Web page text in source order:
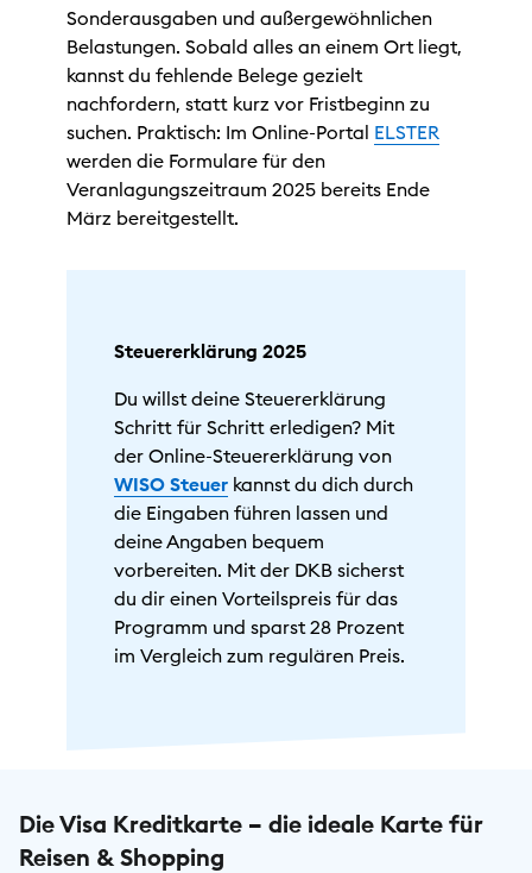
Sonderausgaben und außergewöhnlichen
Belastungen. Sobald alles an einem Ort liegt,
kannst du fehlende Belege gezielt
nachfordern, statt kurz vor Fristbeginn zu
suchen. Praktisch: Im Online-Portal ELSTER
werden die Formulare für den
Veranlagungszeitraum 2025 bereits Ende
März bereitgestellt.
Steuererklärung 2025
Du willst deine Steuererklärung
Schritt für Schritt erledigen? Mit
der Online-Steuererklärung von
WISO Steuerkannst du dich durch
die Eingaben führen lassen und
deine Angaben bequem
vorbereiten. Mit der DKB sicherst
du dir einen Vorteilspreis für das
Programm und sparst 28 Prozent
im Vergleich zum regulären Preis.
Die Visa Kreditkarte – die ideale Karte für
Reisen & Shopping